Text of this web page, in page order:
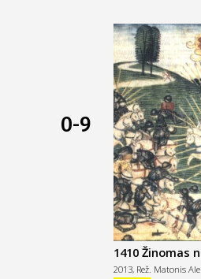
0-9
1410 Žinomas
Žalgiris / 1410.
2013, Rež. Matonis